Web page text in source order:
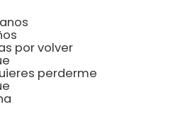
por volver
perderme